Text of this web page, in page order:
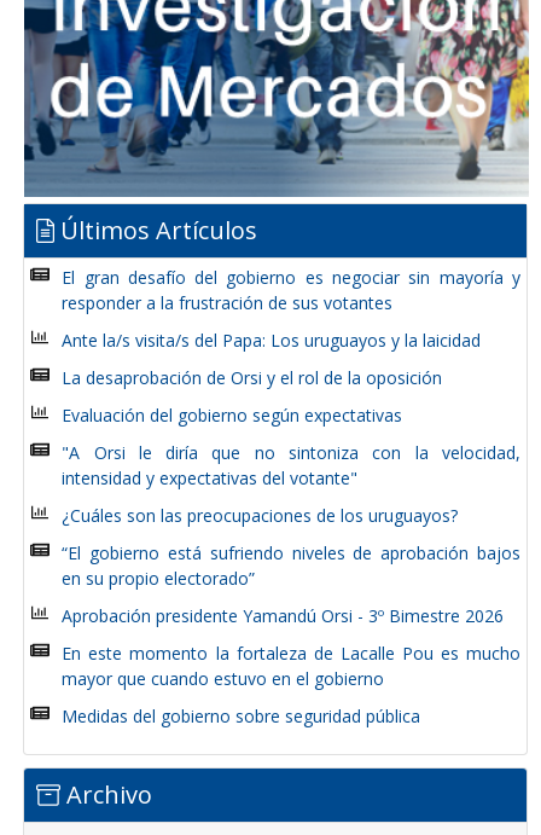
Últimos Artículos
El gran desafío del gobierno es negociar sin mayoría y
responder a la frustración de sus votantes
Ante la/s visita/s del Papa: Los uruguayos y la laicidad
La desaprobación de Orsi y el rol de la oposición
Evaluación del gobierno según expectativas
"A Orsi le diría que no sintoniza con la velocidad,
intensidad y expectativas del votante"
¿Cuáles son las preocupaciones de los uruguayos?
“El gobierno está sufriendo niveles de aprobación bajos
en su propio electorado”
Aprobación presidente Yamandú Orsi - 3º Bimestre 2026
En este momento la fortaleza de Lacalle Pou es mucho
mayor que cuando estuvo en el gobierno
Medidas del gobierno sobre seguridad pública
Archivo